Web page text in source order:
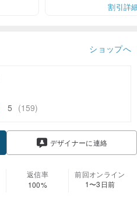
割引詳
ショップへ
5 (159)
デザイナーに連絡
返信率
100%
前回オンライン
1〜3日前